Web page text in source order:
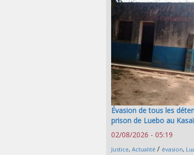
Évasion de tous les
prison de Luebo au Kasaï
02/08/2026 - 05:19
Justice, Actualité / évasion,